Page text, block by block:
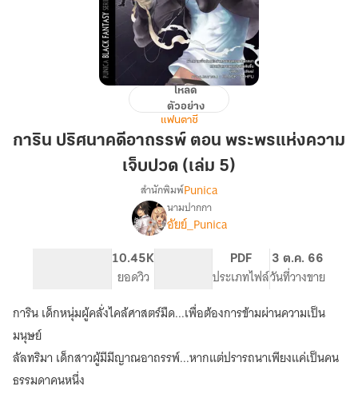
ปริศนา
อาถรรพ์
พระพร
ความ
เจ็บ
ปวด
(เล่ม
โหลด
ตัวอย่าง
แฟนตาซี
การิน ปริศนาคดีอาถรรพ์ ตอน พระพรแห่งความ
เจ็บปวด (เล่ม 5)
เรื่อง
กา
อาถรรพ์
[ฉบับ
นิยาย]
สำนักพิมพ์Punica
นามปากกา
อัยย์_Punica
10.45K
ยอดวิว
PDF
ประเภทไฟล์
3 ต.ค. 66
วันที่วางขาย
การิน เด็กหนุ่มผู้คลั่งไคล้ศาสตร์มืด...เพื่อต้องการข้ามผ่านความเป็น
มนุษย์
ลัลทริมา เด็กสาวผู้มีมีญาณอาถรรพ์...หากแต่ปรารถนาเพียงแค่เป็นคน
ธรรมดาคนหนึ่ง